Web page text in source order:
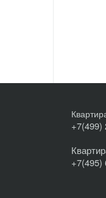
+7(499)
+7(495)